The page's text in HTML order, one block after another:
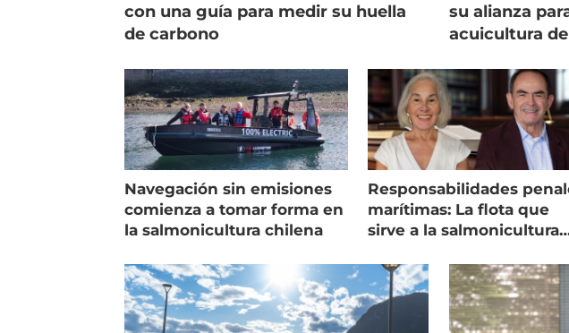
con una guía para medir su huella
de carbono
su alianza
acuicultura
Navegación sin emisiones
comienza a tomar forma en
la salmonicultura chilena
Responsabilidades
marítimas: La flota que
sirve a la salmonicultura